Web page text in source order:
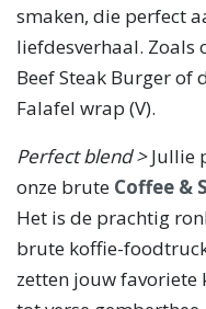
smaken, die perfect
liefdesverhaal. Zoals
Beef Steak Burger of
Falafel wrap (V).
Perfect blend >Jullie
onze brute Coffee &
Het is de prachtig
brute koffie-
zetten jouw